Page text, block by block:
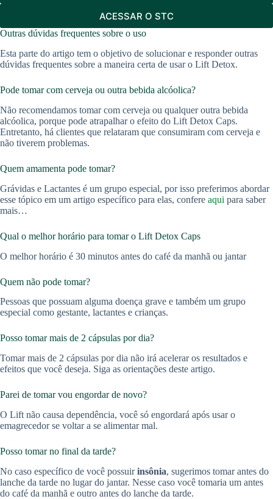
ACESSAR O STC
Outras dúvidas frequentes sobre o uso
Esta parte do artigo tem o objetivo de solucionar e responder outras
dúvidas frequentes sobre a maneira certa de usar o Lift Detox.
Pode tomar com cerveja ou outra bebida alcóolica?
Não recomendamos tomar com cerveja ou qualquer outra bebida
alcóolica, porque pode atrapalhar o efeito do Lift Detox Caps.
Entretanto, há clientes que relataram que consumiram com cerveja e
não tiverem problemas.
Quem amamenta pode tomar?
Grávidas e Lactantes é um grupo especial, por isso preferimos abordar
esse tópico em um artigo específico para elas, confere aqui para saber
mais…
Qual o melhor horário para tomar o Lift Detox Caps
O melhor horário é 30 minutos antes do café da manhã ou jantar
Quem não pode tomar?
Pessoas que possuam alguma doença grave e também um grupo
especial como gestante, lactantes e crianças.
Posso tomar mais de 2 cápsulas por dia?
Tomar mais de 2 cápsulas por dia não irá acelerar os resultados e
efeitos que você deseja. Siga as orientações deste artigo.
Parei de tomar vou engordar de novo?
O Lift não causa dependência, você só engordará após usar o
emagrecedor se voltar a se alimentar mal.
Posso tomar no final da tarde?
No caso específico de você possuirinsônia, sugerimos tomar antes do
lanche da tarde no lugar do jantar. Nesse caso você tomaria um antes
do café da manhã e outro antes do lanche da tarde.